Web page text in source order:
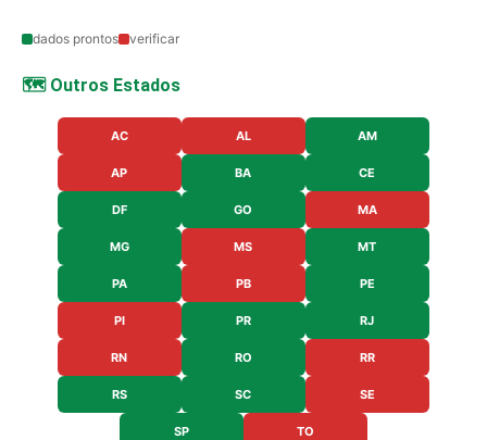
dados prontos verificar
🗺️ Outros Estados
AC AL AM
AP BA CE
DF GO MA
MG MS MT
PA PB PE
PI PR RJ
RN RO RR
RS SC SE
SP TO